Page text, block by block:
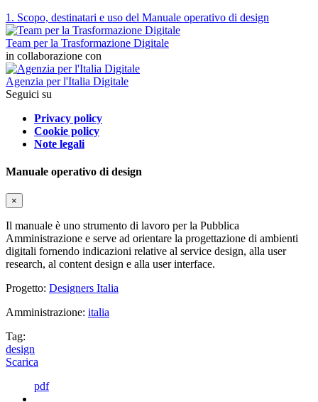
1. Scopo, destinatari e uso del Manuale operativo di design
Team per la Trasformazione Digitale
in collaborazione con
Agenzia per l'Italia Digitale
Seguici su
Privacy policy
Cookie policy
Note legali
Manuale operativo di design
×
Il manuale è uno strumento di lavoro per la Pubblica
Amministrazione e serve ad orientare la progettazione di ambienti
digitali fornendo indicazioni relative al service design, alla user
research, al content design e alla user interface.
Progetto: Designers Italia
Amministrazione: italia
Tag:
design
Scarica
pdf